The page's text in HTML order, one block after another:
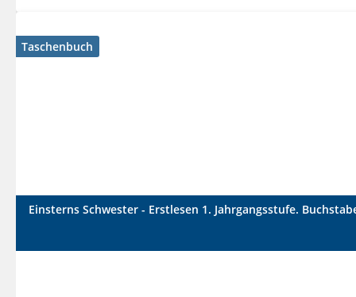
Taschenbuch
Einsterns Schwester - Erstlesen 1. Jahrgangsstufe.